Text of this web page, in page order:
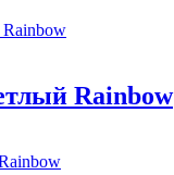
Rainbow